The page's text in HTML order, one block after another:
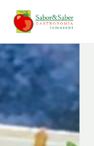
para
conteúdo